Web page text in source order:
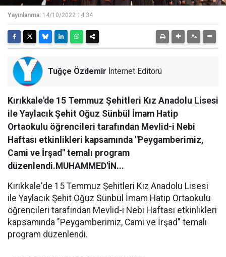
Yayınlanma: 14/10/2022 14:34
Tuğçe Özdemir İnternet Editörü
Kırıkkale'de 15 Temmuz Şehitleri Kız Anadolu Lisesi
ile Yaylacık Şehit Oğuz Sünbül İmam Hatip
Ortaokulu öğrencileri tarafından Mevlid-i Nebi
Haftası etkinlikleri kapsamında "Peygamberimiz,
Cami ve İrşad" temalı program
düzenlendi.MUHAMMED'İN...
Kırıkkale'de 15 Temmuz Şehitleri Kız Anadolu Lisesi
ile Yaylacık Şehit Oğuz Sünbül İmam Hatip Ortaokulu
öğrencileri tarafından Mevlid-i Nebi Haftası etkinlikleri
kapsamında "Peygamberimiz, Cami ve İrşad" temalı
program düzenlendi.